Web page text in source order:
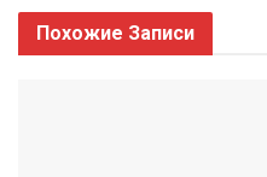
Похожие Записи